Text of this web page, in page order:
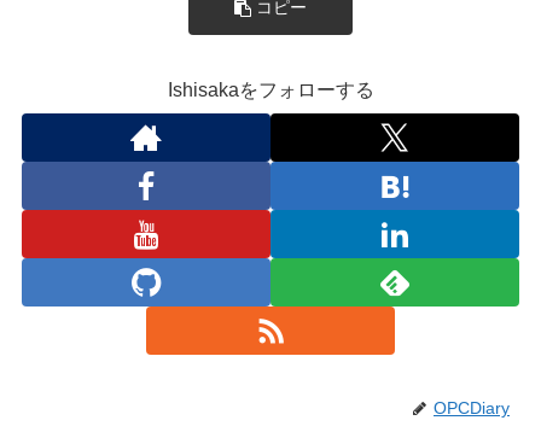
コピー
Ishisakaをフォローする
OPCDiary